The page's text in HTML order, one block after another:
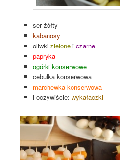
ser żółty
kabanosy
oliwki zielonei czarne
papryka
ogórki konserwowe
cebulka konserwowa
marchewka konserwowa
i oczywiście: wykałaczki